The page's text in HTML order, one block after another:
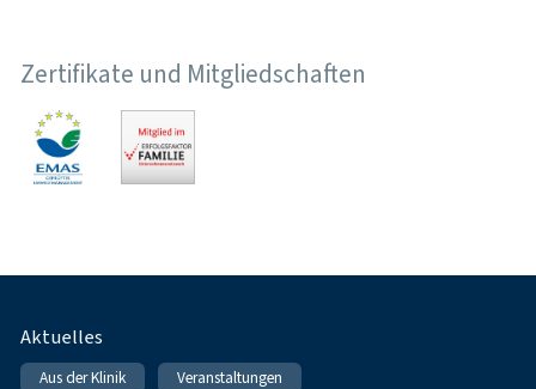
Zertifikate und Mitgliedschaften
Fußnavigation
Aktuelles
Aus der Klinik Veranstaltungen